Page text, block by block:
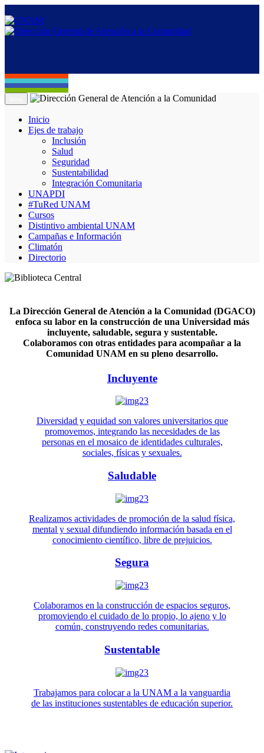
Inicio
Ejes de trabajo
Inclusión
Salud
Seguridad
Sustentabilidad
Integración Comunitaria
UNAPDI
#TuRed UNAM
Cursos
Distintivo ambiental UNAM
Campañas e Información
Climatón
Directorio
La Dirección General de Atención a la Comunidad (DGACO)
enfoca su labor en la construcción de una Universidad más
incluyente, saludable, segura y sustentable.
Colaboramos con otras entidades para acompañar a la
Comunidad UNAM en su pleno desarrollo.
Incluyente
Diversidad y equidad son valores universitarios que
promovemos, integrando las necesidades de las
personas en el mosaico de identidades culturales,
sociales, físicas y sexuales.
Saludable
Realizamos actividades de promoción de la salud física,
mental y sexual difundiendo información basada en el
conocimiento científico, libre de prejuicios.
Segura
Colaboramos en la construcción de espacios seguros,
promoviendo el cuidado de lo propio, lo ajeno y lo
común, construyendo redes comunitarias.
Sustentable
Trabajamos para colocar a la UNAM a la vanguardia
de las instituciones sustentables de educación superior.